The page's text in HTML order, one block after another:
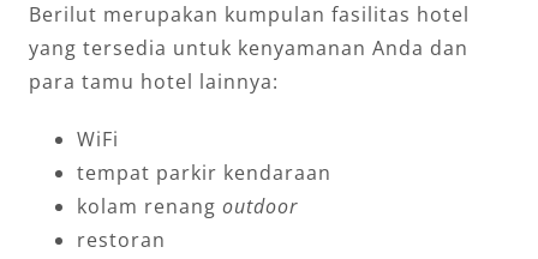
Berilut merupakan kumpulan fasilitas hotel
yang tersedia untuk kenyamanan Anda dan
para tamu hotel lainnya:
WiFi
tempat parkir kendaraan
kolam renang outdoor
restoran